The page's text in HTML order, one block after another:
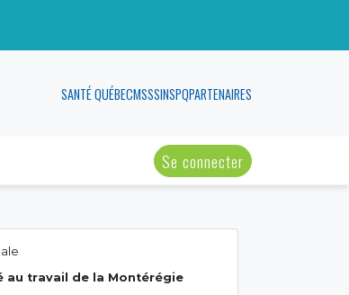
SANTÉ QUÉBECMSSSINSPQPARTENAIRES
Se connecter
au travail de la Montérégie